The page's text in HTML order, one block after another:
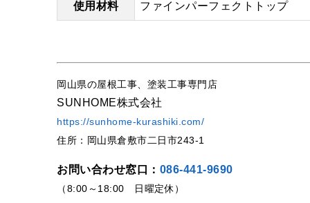
使用材料 ファインパーフェクトトップ
岡山県の屋根工事、塗装工事専門店
SUNHOME株式会社
https://sunhome-kurashiki.com/
住所：岡山県倉敷市二日市243-1
お問い合わせ窓口： 086-441-9690
（8:00～18:00 日曜定休）